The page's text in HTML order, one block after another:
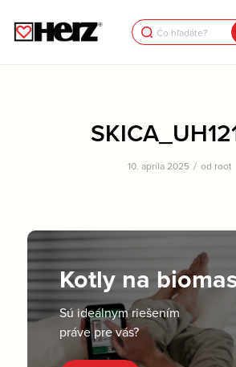
Search
for:
10. apríla 2025 / od root
Kotly na
Sú ideálnym riešením
práve pre vás?